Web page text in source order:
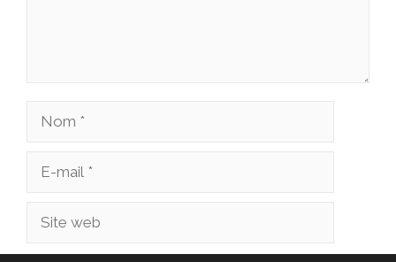
Nom
Site